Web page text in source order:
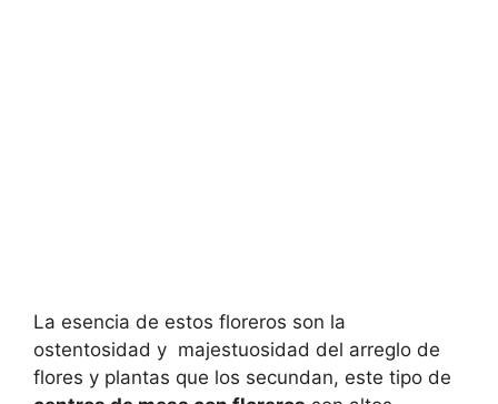
La esencia de estos floreros son la
ostentosidad y majestuosidad del arreglo de
flores y plantas que los secundan, este tipo de